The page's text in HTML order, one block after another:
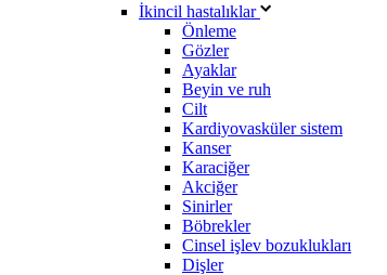
İkincil hastalıklar
Önleme
Gözler
Ayaklar
Beyin ve ruh
Cilt
Kardiyovasküler sistem
Kanser
Karaciğer
Akciğer
Sinirler
Böbrekler
Cinsel işlev bozuklukları
Dişler